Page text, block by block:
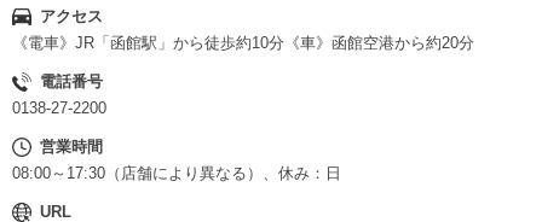
アクセス
《電車》JR「函館駅」から徒歩約10分《車》函館空港から約20分
電話番号
0138-27-2200
営業時間
08:00～17:30（店舗により異なる）、休み：日
URL